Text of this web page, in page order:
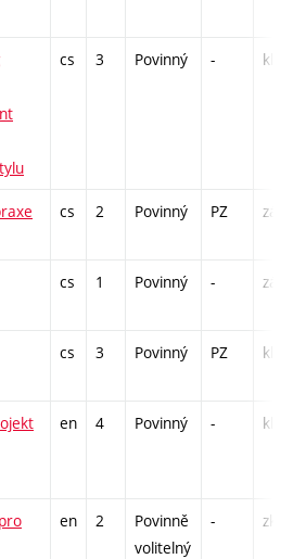
cs 3 Povinný - kl
cs 2 Povinný PZ zá
cs 1 Povinný - zá
cs 3 Povinný PZ kl
en 4 Povinný - kl
en 2
Povinně
volitelný
- zk